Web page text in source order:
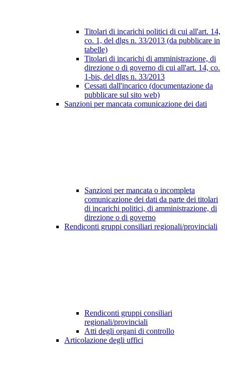
Titolari di incarichi politici di cui all'art. 14,
co. 1, del dlgs n. 33/2013 (da pubblicare in
tabelle)
Titolari di incarichi di amministrazione, di
direzione o di governo di cui all'art. 14, co.
1-bis, del dlgs n. 33/2013
Cessati dall'incarico (documentazione da
pubblicare sul sito web)
Sanzioni per mancata comunicazione dei dati
Sanzioni per mancata o incompleta
comunicazione dei dati da parte dei titolari
di incarichi politici, di amministrazione, di
direzione o di governo
Rendiconti gruppi consiliari regionali/provinciali
Rendiconti gruppi consiliari
regionali/provinciali
Atti degli organi di controllo
Articolazione degli uffici